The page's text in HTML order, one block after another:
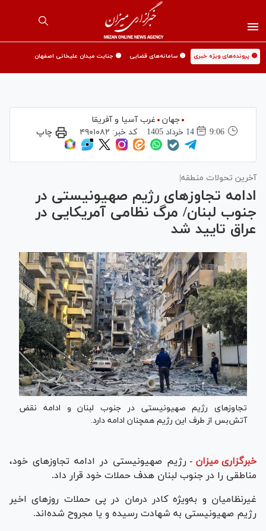
🟡 پرونده‌های ویژه خبری 🟡 سامانه‌های قضایی 🟡 جنایت میدان علیخانی اصفهان
جهان
غرب آسیا و آفریقا
9:06
14 خرداد 1405 کد خبر: ۴۹۰۱۰۸۲ چاپ
آخرین تحولات منطقه|
ادامه تجاوزهای رژیم صهیونیستی در
جنوب لبنان/ مرگ نظامی آمریکایی در
عراق تایید شد
تجاوزهای رژیم صهیونیستی در جنوب لبنان و ادامه نقض
آتش‌بس از طرف این رژیم همچنان ادامه دارد.
خبرگزاری میزان - رژیم صهیونیستی در ادامه تجاوزهای خود،
مناطقی را در جنوب لبنان هدف حملات خود قرار داد.
غیرنظامیان و به‌ویژه کادر درمان در پی حملات روزهای اخیر
رژیم صهیونیستی به شهادت رسیده و یا مجروح شده‌اند.